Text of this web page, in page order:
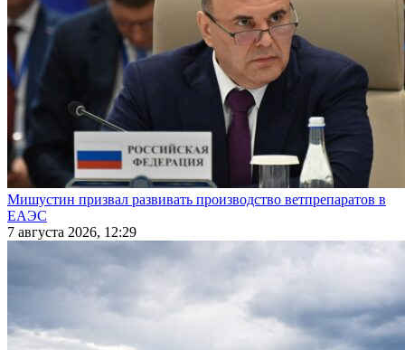
Мишустин призвал развивать производство ветпрепаратов в
ЕАЭС
7 августа 2026, 12:29